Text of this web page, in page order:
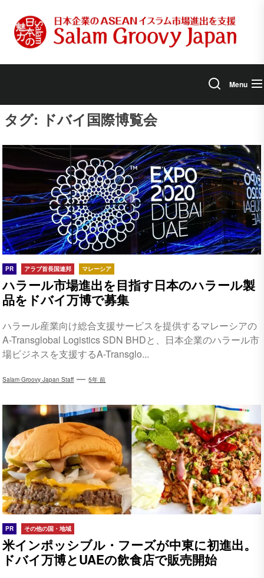
content
Menu
タグ: ドバイ国際博覧会
PR アラブ首長国連邦 マレーシア
ハラール市場進出を目指す日本のハラール製
品をドバイ万博で募集
ハラール産業向け総合支援サービスを提供するマレーシアの
A-Transglobal Logistics SDN BHDと、日本企業のハラール市
場ビジネスを支援するA-Transglo...
Salam Groovy Japan Staff 5年 前
PR その他の国・地域
米インポッシブル・フーズが中東に初進出。
ドバイ万博とUAEの飲食店で販売開始